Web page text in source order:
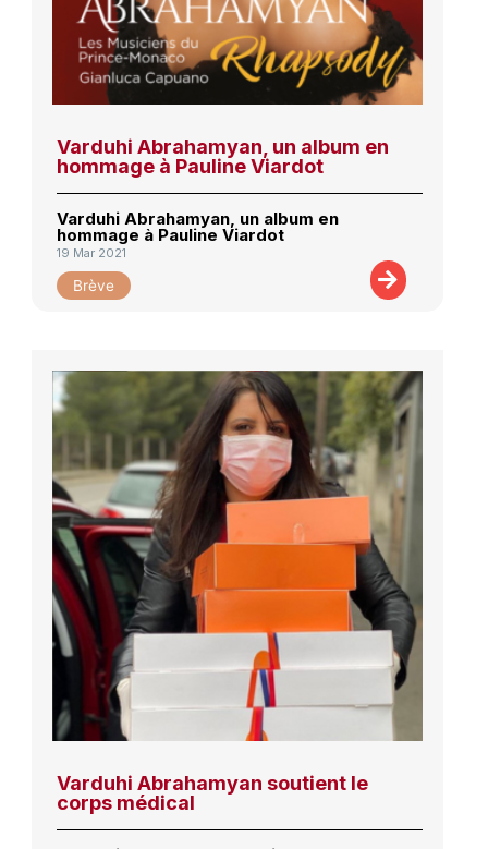
Varduhi Abrahamyan, un album en
hommage à Pauline Viardot
Varduhi Abrahamyan, un album en
hommage à Pauline Viardot
19 Mar 2021
Brève
Varduhi Abrahamyan soutient le
corps médical